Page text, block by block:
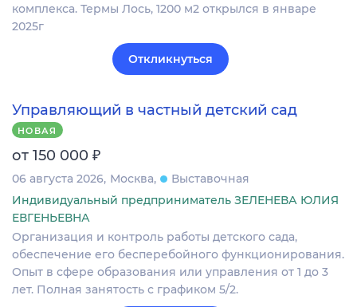
комплекса. Термы Лось, 1200 м2 открылся в январе
2025г
Откликнуться
Управляющий в частный детский сад
НОВАЯ
от 150 000 ₽
06 августа 2026 Москва
Выставочная
Индивидуальный предприниматель ЗЕЛЕНЕВА ЮЛИЯ
ЕВГЕНЬЕВНА
Организация и контроль работы детского сада,
обеспечение его бесперебойного функционирования.
Опыт в сфере образования или управления от 1 до 3
лет. Полная занятость с графиком 5/2.